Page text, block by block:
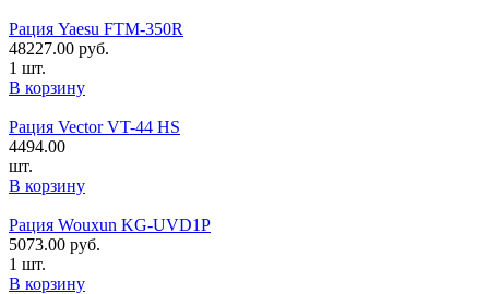
Рация Yaesu FTM-350R
48227.00 руб.
1 шт.
В корзину
Рация Vector VT-44 HS
4494.00
шт.
В корзину
Рация Wouxun KG-UVD1P
5073.00 руб.
1 шт.
В корзину